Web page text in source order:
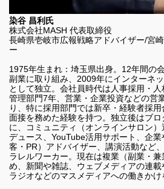
染谷 昌利氏
株式会社MASH 代表取締役
長崎県壱岐市広報戦略アドバイザー/宮
ー
1975年生まれ：埼玉県出身。12年間の
副業に取り組み、2009年にインターネ
として独立。会社員時代は人事採用・
管理部門7年、営業・企業投資などの営
り、特に採用部門では新卒・経験者採
面接を務めた経験を持つ。独立後はブ
に、コミュニティ（オンラインサロン
デュース、YouTube活用サポート、企
客・PR）アドバイザー、講演活動など
ラレルワーカー。現在は複業（副業・
め、新聞や雑誌、ウェブメディアの連
ラジオなどのマスメディアへの働きかけ